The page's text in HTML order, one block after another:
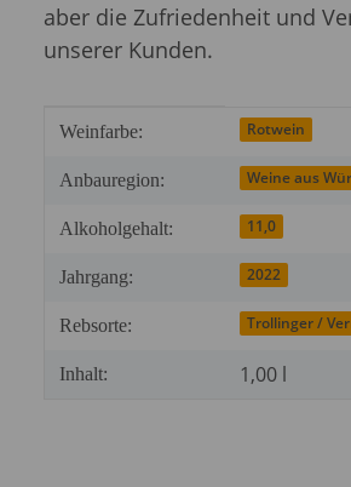
aber die Zufriedenheit und
unserer Kunden.
Produkteigenschaft
Wert
Weinfarbe: Rotwein
Anbauregion: Weine aus
Alkoholgehalt: 11,0
Jahrgang: 2022
Rebsorte: Trollinger /
Inhalt: 1,00 l